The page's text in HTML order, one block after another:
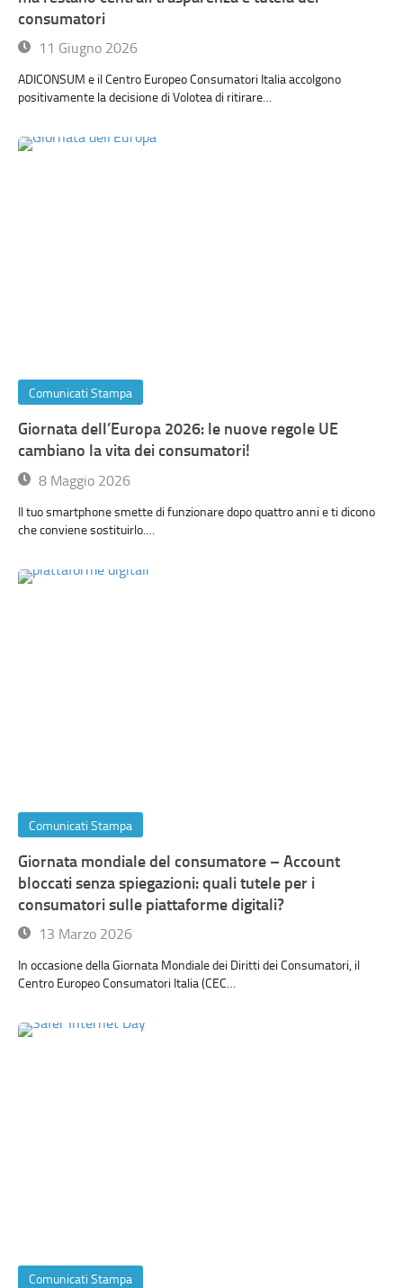
consumatori
11 Giugno 2026
ADICONSUM e il Centro Europeo Consumatori Italia accolgono
positivamente la decisione di Volotea di ritirare…
Comunicati Stampa
Giornata dell’Europa 2026: le nuove regole UE
cambiano la vita dei consumatori!
8 Maggio 2026
Il tuo smartphone smette di funzionare dopo quattro anni e ti dicono
che conviene sostituirlo.…
Comunicati Stampa
Giornata mondiale del consumatore – Account
bloccati senza spiegazioni: quali tutele per i
consumatori sulle piattaforme digitali?
13 Marzo 2026
In occasione della Giornata Mondiale dei Diritti dei Consumatori, il
Centro Europeo Consumatori Italia (CEC…
Comunicati Stampa